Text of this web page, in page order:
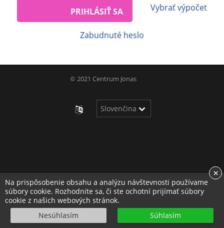
PRIHLÁSIŤ SA Vybrať výpočet
Zabudnuté heslo
Na prispôsobenie obsahu a analýzu návštevnosti používame
súbory cookie. Rozhodnite sa, či ste ochotní prijímať súbory
cookie z našich webových stránok.
Nesúhlasím
Súhlasím
×
© 2021 Centrum Jonas